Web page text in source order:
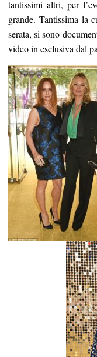
tantissimi altri, per
grande. Tantissima la
serata, si sono
video in esclusiva dal